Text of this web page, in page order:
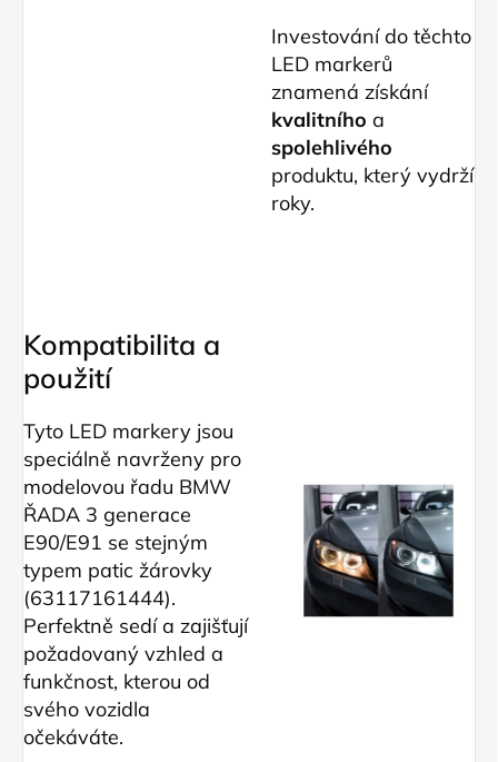
Investování do těchto
LED markerů
znamená získání
kvalitního a
spolehlivého
produktu, který vydrží
roky.
Kompatibilita a
použití
Tyto LED markery jsou
speciálně navrženy pro
modelovou řadu BMW
ŘADA 3 generace
E90/E91 se stejným
typem patic žárovky
(63117161444).
Perfektně sedí a zajišťují
požadovaný vzhled a
funkčnost, kterou od
svého vozidla
očekáváte.